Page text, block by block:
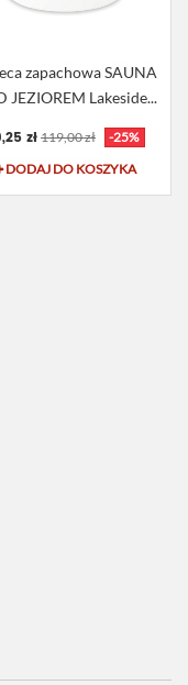
zapachowa SAUNA
JEZIOREM Lakeside...
zł119,00 zł
-25%
DODAJ DO KOSZYKA